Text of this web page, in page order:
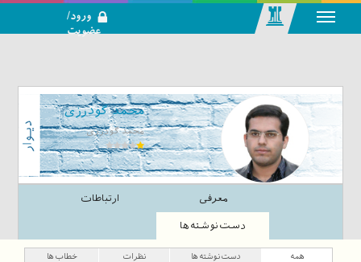
تحلیلی بازار
سرمایه
ورود/
عضویت
محمد گودرزی
محمد گودرزی
معرفی ارتباطات
دست‌نوشته‌ها
همه دست‌نوشته‌ها نظرات خطاب‌ها